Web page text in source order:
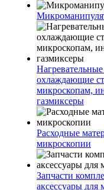
охлаждающие
микроскопам,
газмиксеры
Расходные
микроскопии
Запчасти
аксессуары для